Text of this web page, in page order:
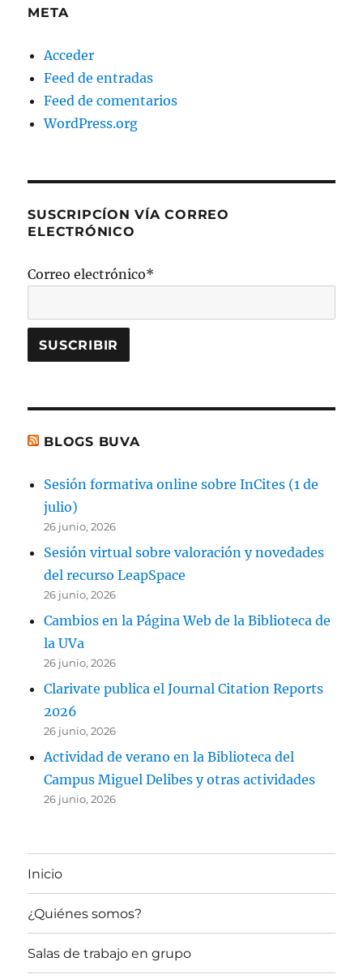
META
Acceder
Feed de entradas
Feed de comentarios
WordPress.org
SUSCRIPCÍON VÍA CORREO
ELECTRÓNICO
Correo electrónico*
BLOGS BUVA
Sesión formativa online sobre InCites (1 de
julio)
26 junio, 2026
Sesión virtual sobre valoración y novedades
del recurso LeapSpace
26 junio, 2026
Cambios en la Página Web de la Biblioteca de
la UVa
26 junio, 2026
Clarivate publica el Journal Citation Reports
2026
26 junio, 2026
Actividad de verano en la Biblioteca del
Campus Miguel Delibes y otras actividades
26 junio, 2026
Inicio
¿Quiénes somos?
Salas de trabajo en grupo